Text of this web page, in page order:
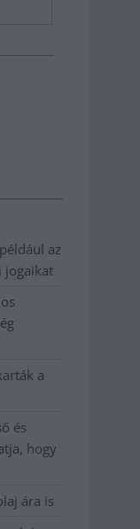
az
jogaikat
a
és
hogy
ára is